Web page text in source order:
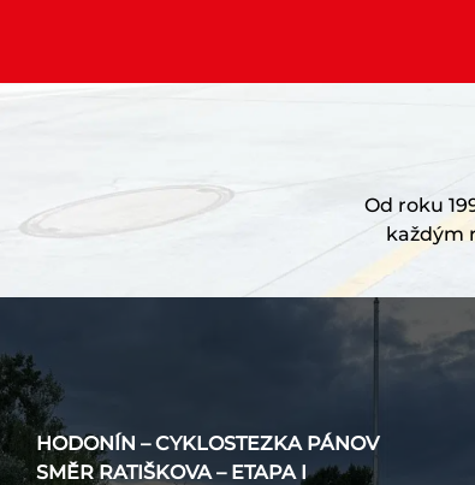
Od roku
každým
HODONÍN – CYKLOSTEZKA PÁNOV
SMĚR RATIŠKOVA – ETAPA I